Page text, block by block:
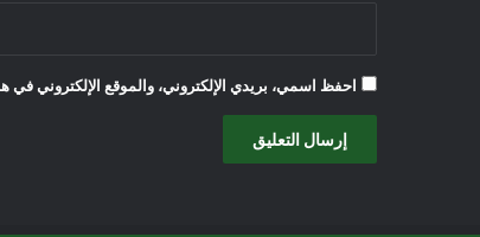
احفظ اسمي، بريدي الإلكتروني، والموقع الإلكتروني في